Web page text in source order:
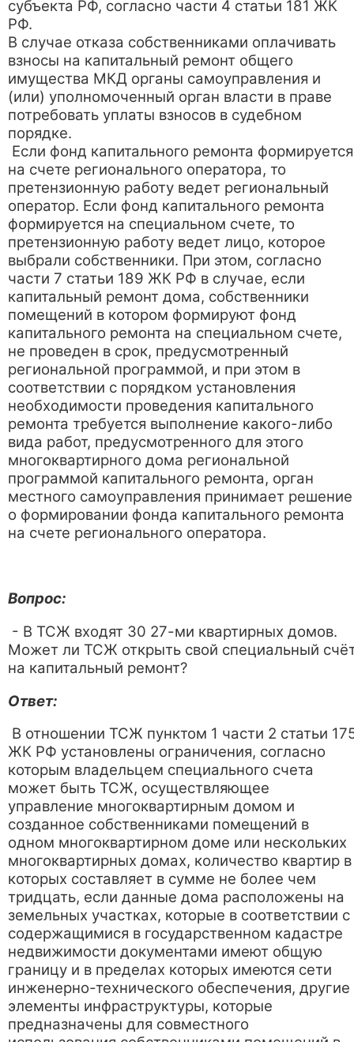
субъекта РФ, согласно части 4 статьи 181 ЖК
РФ.
В случае отказа собственниками оплачивать
взносы на капитальный ремонт общего
имущества МКД органы самоуправления и
(или) уполномоченный орган власти в праве
потребовать уплаты взносов в судебном
порядке.
Если фонд капитального ремонта формируется
на счете регионального оператора, то
претензионную работу ведет региональный
оператор. Если фонд капитального ремонта
формируется на специальном счете, то
претензионную работу ведет лицо, которое
выбрали собственники. При этом, согласно
части 7 статьи 189 ЖК РФ в случае, если
капитальный ремонт дома, собственники
помещений в котором формируют фонд
капитального ремонта на специальном счете,
не проведен в срок, предусмотренный
региональной программой, и при этом в
соответствии с порядком установления
необходимости проведения капитального
ремонта требуется выполнение какого-либо
вида работ, предусмотренного для этого
многоквартирного дома региональной
программой капитального ремонта, орган
местного самоуправления принимает решение
о формировании фонда капитального ремонта
на счете регионального оператора.
Вопрос:
- В ТСЖ входят 30 27-ми квартирных домов.
Может ли ТСЖ открыть свой специальный
на капитальный ремонт?
Ответ:
В отношении ТСЖ пунктом 1 части 2 статьи
ЖК РФ установлены ограничения, согласно
которым владельцем специального счета
может быть ТСЖ, осуществляющее
управление многоквартирным домом и
созданное собственниками помещений в
одном многоквартирном доме или нескольких
многоквартирных домах, количество квартир в
которых составляет в сумме не более чем
тридцать, если данные дома расположены на
земельных участках, которые в соответствии с
содержащимися в государственном кадастре
недвижимости документами имеют общую
границу и в пределах которых имеются сети
инженерно-технического обеспечения, другие
элементы инфраструктуры, которые
предназначены для совместного